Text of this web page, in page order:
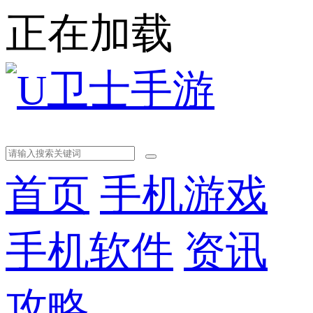
正在加载
首页 手机游戏
手机软件 资讯